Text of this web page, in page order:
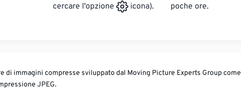
cercare l'opzione
icona).
poche ore.
di immagini compresse sviluppato dal Moving Picture Experts Group come
JPEG.